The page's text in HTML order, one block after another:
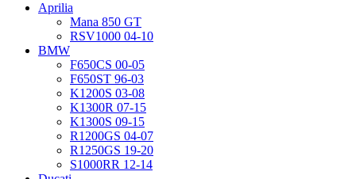
Aprilia
Mana 850 GT
RSV1000 04-10
BMW
F650CS 00-05
F650ST 96-03
K1200S 03-08
K1300R 07-15
K1300S 09-15
R1200GS 04-07
R1250GS 19-20
S1000RR 12-14